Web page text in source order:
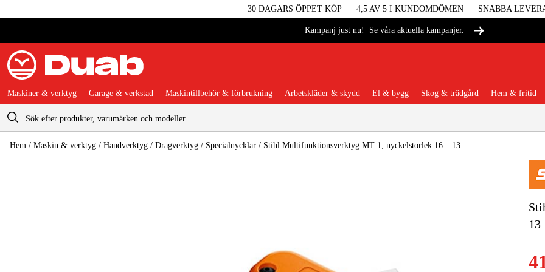
30 DAGARS ÖPPET KÖP 4,5 AV 5 I KUNDOMDÖMEN SNABBA
Kampanj just nu! Se våra aktuella kampanjer.
Varukorg Populära kategorier
Maskiner
Maskiner & verktyg Garage & verkstad Maskintillbehör & förbrukning Arbetskläder & skydd El & bygg Skog & trädgård Hem & fritid
Hem / Maskin & verktyg / Handverktyg / Dragverktyg / Specialnycklar / Stihl Multifunktionsverktyg MT 1, nyckelstorlek 16 – 13
13